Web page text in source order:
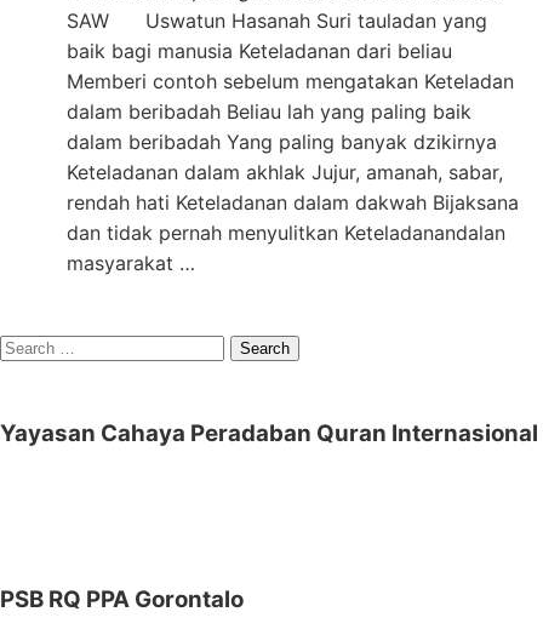
SAW Uswatun Hasanah Suri tauladan yang
baik bagi manusia Keteladanan dari beliau
Memberi contoh sebelum mengatakan Keteladan
dalam beribadah Beliau lah yang paling baik
dalam beribadah Yang paling banyak dzikirnya
Keteladanan dalam akhlak Jujur, amanah, sabar,
rendah hati Keteladanan dalam dakwah Bijaksana
dan tidak pernah menyulitkan Keteladanandalan
masyarakat …
Search
Yayasan Cahaya Peradaban Quran Internasional
PSB RQ PPA Gorontalo